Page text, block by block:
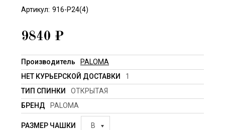
Артикул: 916-P24(4)
9840 ₽
Производитель
PALOMA
НЕТ КУРЬЕРСКОЙ ДОСТАВКИ
1
ТИП СПИНКИ
ОТКРЫТАЯ
БРЕНД
PALOMA
РАЗМЕР ЧАШКИ B